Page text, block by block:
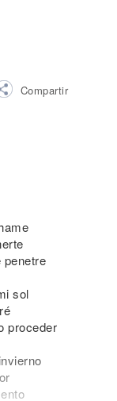
Compartir
penetre
sol
proceder